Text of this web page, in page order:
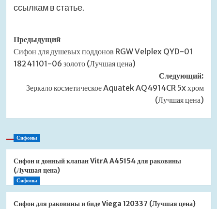
ссылкам в статье.
Навигация
записи
Предыдущий
Сифон для душевых поддонов RGW Velplex QYD-01
18241101-06 золото (Лучшая цена)
Следующий:
Зеркало косметическое Aquatek AQ4914CR 5x хром
(Лучшая цена)
Сифоны
Сифон и донный клапан VitrA A45154 для раковины
(Лучшая цена)
Сифоны
Сифон для раковины и биде Viega 120337 (Лучшая цена)